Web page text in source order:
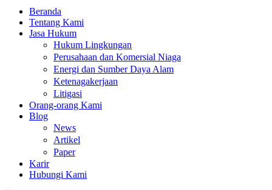
Beranda
Tentang Kami
Jasa Hukum
Hukum Lingkungan
Perusahaan dan Komersial Niaga
Energi dan Sumber Daya Alam
Ketenagakerjaan
Litigasi
Orang-orang Kami
Blog
News
Artikel
Paper
Karir
Hubungi Kami